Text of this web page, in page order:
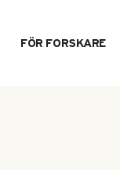
FÖR FORSKARE